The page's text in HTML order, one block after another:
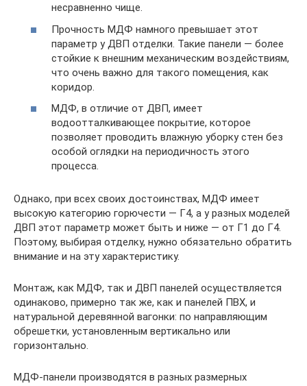
несравненно чище.
Прочность МДФ намного превышает этот
параметр у ДВП отделки. Такие панели — более
стойкие к внешним механическим воздействиям,
что очень важно для такого помещения, как
коридор.
МДФ, в отличие от ДВП, имеет
водоотталкивающее покрытие, которое
позволяет проводить влажную уборку стен без
особой оглядки на периодичность этого
процесса.
Однако, при всех своих достоинствах, МДФ имеет
высокую категорию горючести — Г4, а у разных моделей
ДВП этот параметр может быть и ниже — от Г1 до Г4.
Поэтому, выбирая отделку, нужно обязательно обратить
внимание и на эту характеристику.
Монтаж, как МДФ, так и ДВП панелей осуществляется
одинаково, примерно так же, как и панелей ПВХ, и
натуральной деревянной вагонки: по направляющим
обрешетки, установленным вертикально или
горизонтально.
МДФ-панели производятся в разных размерных